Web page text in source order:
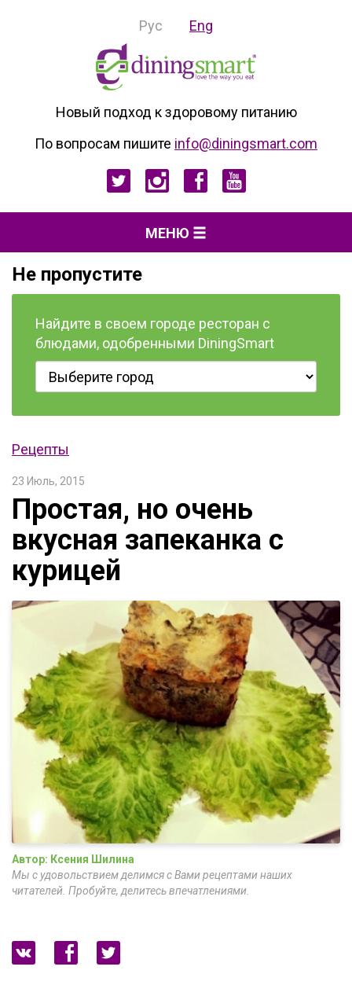
Рус Eng
Новый подход к здоровому питанию
По вопросам пишите info@diningsmart.com
МЕНЮ
Не пропустите
Найдите в своем городе ресторан с
блюдами, одобренными DiningSmart
Рецепты
23 Июль, 2015
Простая, но очень
вкусная запеканка с
курицей
Автор: Ксения Шилина
Мы с удовольствием делимся с Вами рецептами наших
читателей. Пробуйте, делитесь впечатлениями.